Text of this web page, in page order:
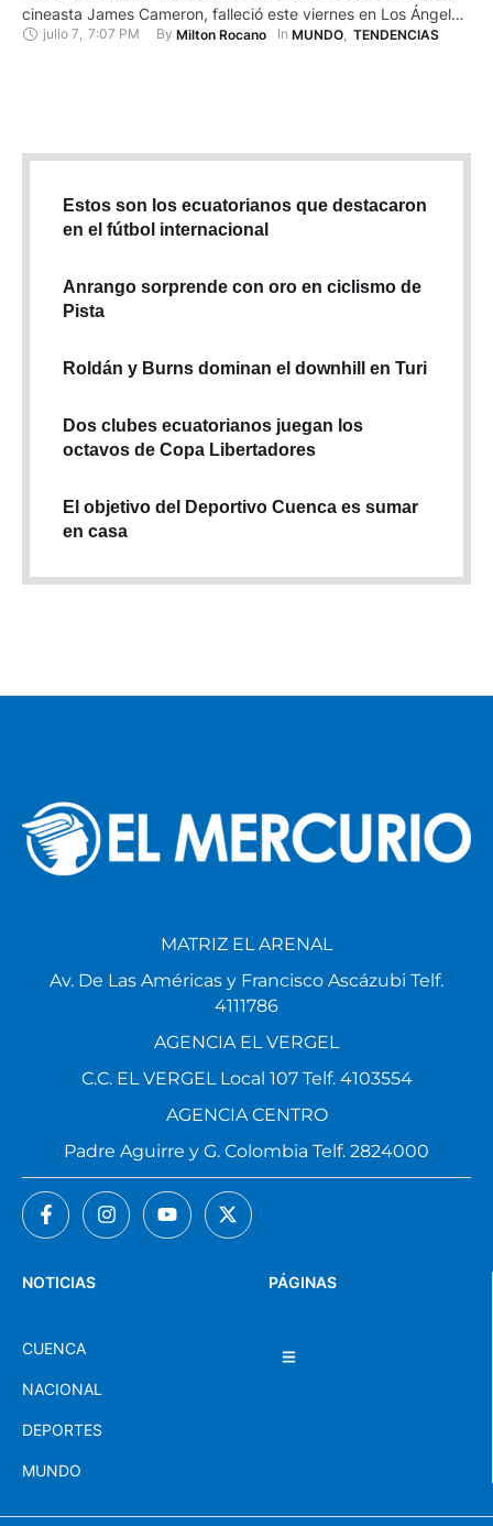
cineasta James Cameron, falleció este viernes en Los Ángeles
a los 63 años, sin que se haya informado de las causas de su
julio 7, 7:07 PM By Milton Rocano In MUNDO, TENDENCIAS
Estos son los ecuatorianos que destacaron
en el fútbol internacional
Anrango sorprende con oro en ciclismo de
Pista
Roldán y Burns dominan el downhill en Turi
Dos clubes ecuatorianos juegan los
octavos de Copa Libertadores
El objetivo del Deportivo Cuenca es sumar
en casa
PÁGINAS
NOTICIAS
CUENCA
NACIONAL
DEPORTES
MUNDO
MATRIZ EL ARENAL
Av. De Las Américas y Francisco Ascázubi Telf.
4111786
AGENCIA EL VERGEL
C.C. EL VERGEL Local 107 Telf. 4103554
AGENCIA CENTRO
Padre Aguirre y G. Colombia Telf. 2824000